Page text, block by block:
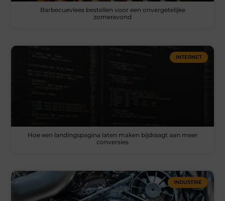
Barbecuevlees bestellen voor een onvergetelijke
zomeravond
INTERNET
Hoe een landingspagina laten maken bijdraagt aan meer
conversies
INDUSTRIE